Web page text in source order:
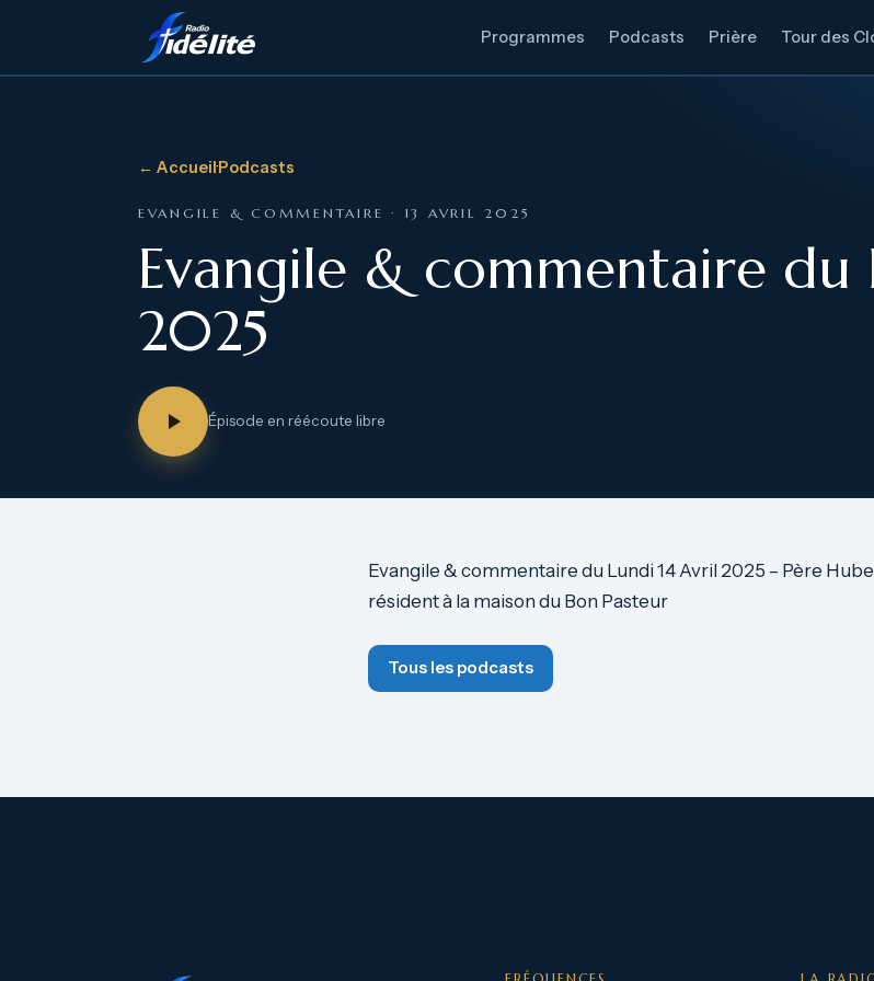
Programmes Podcasts Prière Tour des
← Accueil·Podcasts
EVANGILE & COMMENTAIRE · 13 AVRIL 2025
Evangile & commentaire du
2025
Épisode en réécoute libre
Evangile & commentaire du Lundi 14 Avril 2025 – Père
résident à la maison du Bon Pasteur
Tous les podcasts